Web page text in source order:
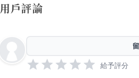
用戶評論
給予評分